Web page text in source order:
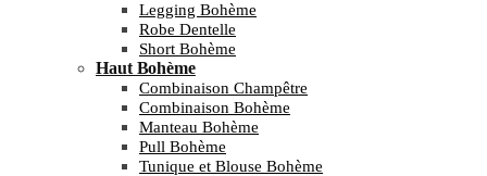
Legging Bohème
Robe Dentelle
Short Bohème
Haut Bohème
Combinaison Champêtre
Combinaison Bohème
Manteau Bohème
Pull Bohème
Tunique et Blouse Bohème